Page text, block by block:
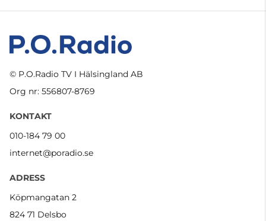
© P.O.Radio TV I Hälsingland AB
Org nr: 556807-8769
KONTAKT
010-184 79 00
internet@poradio.se
ADRESS
Köpmangatan 2
824 71 Delsbo